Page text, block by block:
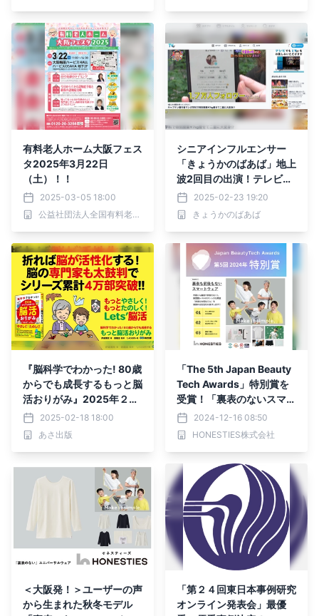
有料老人ホーム大阪フェス
タ2025年3月22日
（土）！！
2025-03-05 18:00
公益社団法人全国有料老人ホーム協会
シニアインフルエンサー
「きょうかのばあば」地上
波2回目の出演！テレビ出
演をきっかけにSNSで反響
続々
2025-02-23 19:20
きょうかのばあば
『脳科学でわかった! 80歳
からでも成長するもっと脳
活おりがみ』2025年２月
18日刊行2025-02-18 18:00
あさ出版
「The 5th Japan Beauty
Tech Awards」特別賞を
受賞！「裏表のないスマー
トウェア」のHONESTIES
（オネスティーズ）
2024-12-16 08:50
HONESTIES株式会社
＜大阪発！＞ユーザーの声
から生まれた秋冬モデル
「第２４回東日本事例研究
オンライン発表会」最優